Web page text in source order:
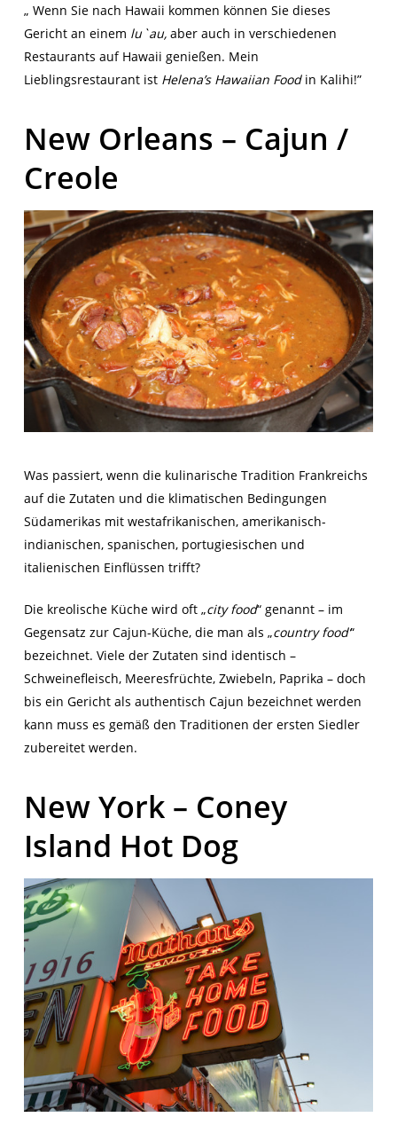
„ Wenn Sie nach Hawaii kommen können Sie dieses
Gericht an einem lu`au, aber auch in verschiedenen
Restaurants auf Hawaii genießen. Mein
Lieblingsrestaurant ist Helena’s Hawaiian Foodin Kalihi!”
New Orleans – Cajun /
Creole
Was passiert, wenn die kulinarische Tradition Frankreichs
auf die Zutaten und die klimatischen Bedingungen
Südamerikas mit westafrikanischen, amerikanisch-
indianischen, spanischen, portugiesischen und
italienischen Einflüssen trifft?
Die kreolische Küche wird oft „city food“ genannt – im
Gegensatz zur Cajun-Küche, die man als „country food’“
bezeichnet. Viele der Zutaten sind identisch –
Schweinefleisch, Meeresfrüchte, Zwiebeln, Paprika – doch
bis ein Gericht als authentisch Cajun bezeichnet werden
kann muss es gemäß den Traditionen der ersten Siedler
zubereitet werden.
New York – Coney
Island Hot Dog